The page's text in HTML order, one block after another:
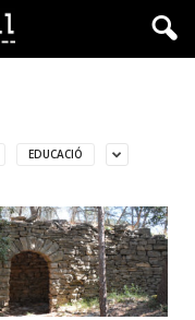
EDUCACIÓ